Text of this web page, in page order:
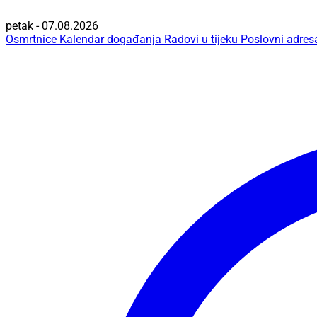
petak - 07.08.2026
Osmrtnice Kalendar događanja Radovi u tijeku Poslovni